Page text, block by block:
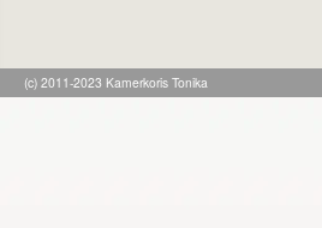
(c) 2011-2023 Kamerkoris Tonika